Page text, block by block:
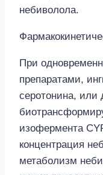
небиволола.
При
препаратами,
серотонина, или
изофермента
концентрация
метаболизм